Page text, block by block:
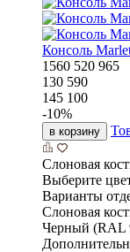
Консоль
1560 520 965
130 590
145 100
-10%
в корзину
Слоновая
Выберите
Варианты
Слоновая
Черный (RAL